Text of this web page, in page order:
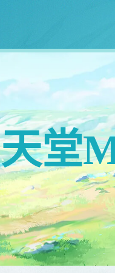
天堂